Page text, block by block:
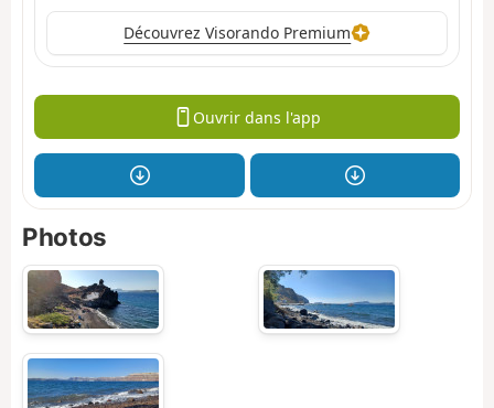
Découvrez Visorando Premium
Ouvrir dans l'app
Photos